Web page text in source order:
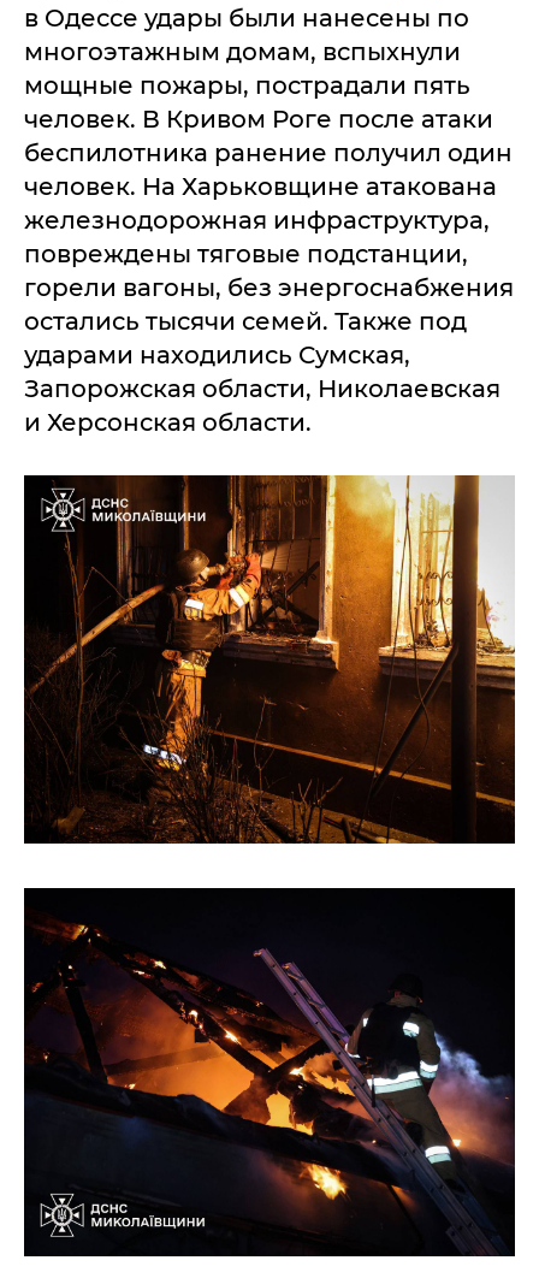
в Одессе удары были нанесены по
многоэтажным домам, вспыхнули
мощные пожары, пострадали пять
человек. В Кривом Роге после атаки
беспилотника ранение получил один
человек. На Харьковщине атакована
железнодорожная инфраструктура,
повреждены тяговые подстанции,
горели вагоны, без энергоснабжения
остались тысячи семей. Также под
ударами находились Сумская,
Запорожская области, Николаевская
и Херсонская области.